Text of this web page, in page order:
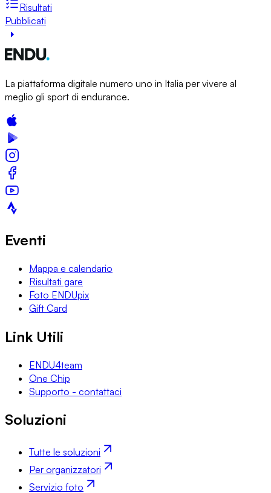
Risultati
Pubblicati
La piattaforma digitale numero uno in Italia per vivere al
meglio gli sport di endurance.
Eventi
Mappa e calendario
Risultati gare
Foto ENDUpix
Gift Card
Link Utili
ENDU4team
One Chip
Supporto - contattaci
Soluzioni
Tutte le soluzioni
Per organizzatori
Servizio foto